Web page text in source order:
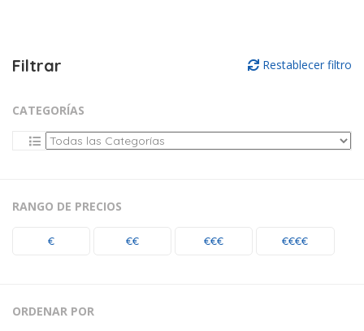
Filtrar Restablecer filtro
CATEGORÍAS
RANGO DE PRECIOS
€ €€ €€€ €€€€
ORDENAR POR